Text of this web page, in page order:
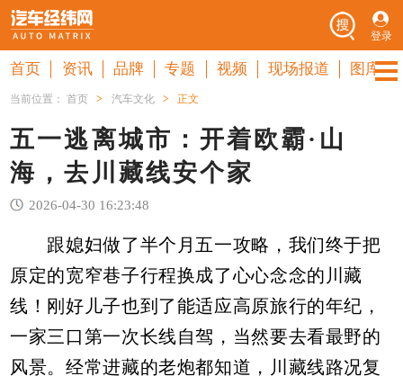
登录
首页 资讯 品牌 专题 视频 现场报道 图库
当前位置：首页 > 汽车文化 > 正文
五一逃离城市：开着欧霸·山
海，去川藏线安个家
2026-04-30 16:23:48
跟媳妇做了半个月五一攻略，我们终于把
原定的宽窄巷子行程换成了心心念念的川藏
线！刚好儿子也到了能适应高原旅行的年纪，
一家三口第一次长线自驾，当然要去看最野的
风景。经常进藏的老炮都知道，川藏线路况复